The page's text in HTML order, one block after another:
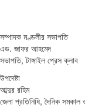
সম্পাদক মণ্ডলীর সভাপতি
এড. জাফর আহমেদ
সভাপতি, টাঙ্গাইল প্রেস ক্লাব
উপদেষ্টা
আব্দুর রহিম
জেলা প্রতিনিধি, দৈনিক সমকাল